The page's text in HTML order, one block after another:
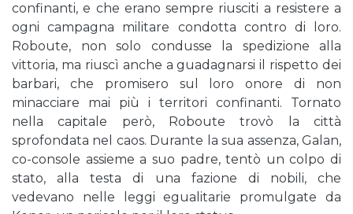
confinanti, e che erano sempre riusciti a resistere a
ogni campagna militare condotta contro di loro.
Roboute, non solo condusse la spedizione alla
vittoria, ma riuscì anche a guadagnarsi il rispetto dei
barbari, che promisero sul loro onore di non
minacciare mai più i territori confinanti. Tornato
nella capitale però, Roboute trovò la città
sprofondata nel caos. Durante la sua assenza, Galan,
co-console assieme a suo padre, tentò un colpo di
stato, alla testa di una fazione di nobili, che
vedevano nelle leggi egualitarie promulgate da